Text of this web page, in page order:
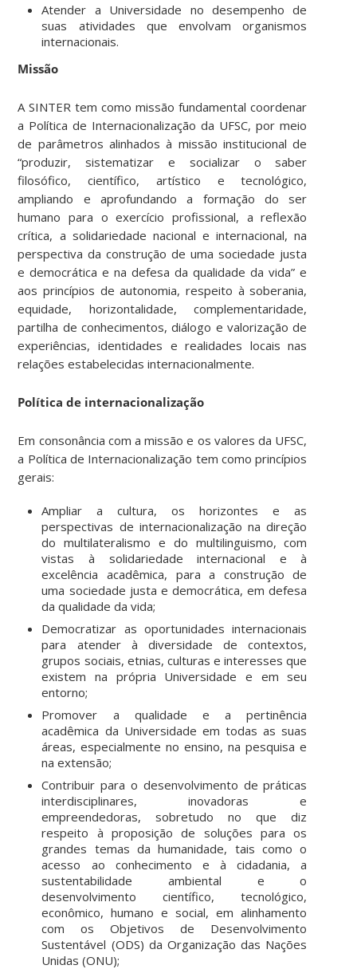
Atender a Universidade no desempenho de
suas atividades que envolvam organismos
internacionais.
Missão
A SINTER tem como missão fundamental coordenar
a Política de Internacionalização da UFSC, por meio
de parâmetros alinhados à missão institucional de
“produzir, sistematizar e socializar o saber
filosófico, científico, artístico e tecnológico,
ampliando e aprofundando a formação do ser
humano para o exercício profissional, a reflexão
crítica, a solidariedade nacional e internacional, na
perspectiva da construção de uma sociedade justa
e democrática e na defesa da qualidade da vida” e
aos princípios de autonomia, respeito à soberania,
equidade, horizontalidade, complementaridade,
partilha de conhecimentos, diálogo e valorização de
experiências, identidades e realidades locais nas
relações estabelecidas internacionalmente.
Política de internacionalização
Em consonância com a missão e os valores da UFSC,
a Política de Internacionalização tem como princípios
gerais:
Ampliar a cultura, os horizontes e as
perspectivas de internacionalização na direção
do multilateralismo e do multilinguismo, com
vistas à solidariedade internacional e à
excelência acadêmica, para a construção de
uma sociedade justa e democrática, em defesa
da qualidade da vida;
Democratizar as oportunidades internacionais
para atender à diversidade de contextos,
grupos sociais, etnias, culturas e interesses que
existem na própria Universidade e em seu
entorno;
Promover a qualidade e a pertinência
acadêmica da Universidade em todas as suas
áreas, especialmente no ensino, na pesquisa e
na extensão;
Contribuir para o desenvolvimento de práticas
interdisciplinares, inovadoras e
empreendedoras, sobretudo no que diz
respeito à proposição de soluções para os
grandes temas da humanidade, tais como o
acesso ao conhecimento e à cidadania, a
sustentabilidade ambiental e o
desenvolvimento científico, tecnológico,
econômico, humano e social, em alinhamento
com os Objetivos de Desenvolvimento
Sustentável (ODS) da Organização das Nações
Unidas (ONU);